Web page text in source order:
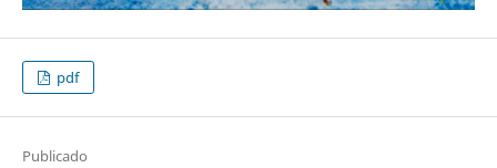
pdf
Publicado